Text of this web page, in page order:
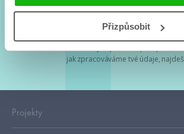
Přizpůsobit
Tvá e-mailová adresa je u nás v bezpečí. Přečti si
jak zpracováváme tvé údaje, najdeš
Projekty